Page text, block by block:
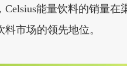
Celsius能量饮料的销量
市场的领先地位。